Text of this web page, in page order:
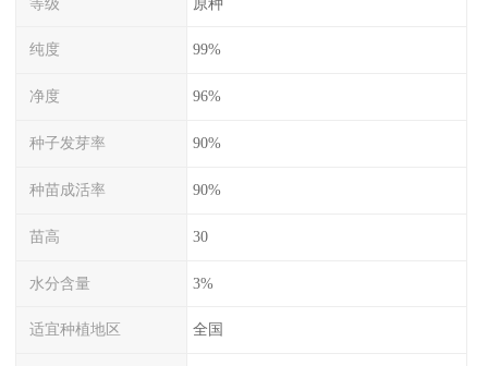
纯度 99%
净度 96%
种子发芽率 90%
种苗成活率 90%
苗高 30
水分含量 3%
适宜种植地区 全国